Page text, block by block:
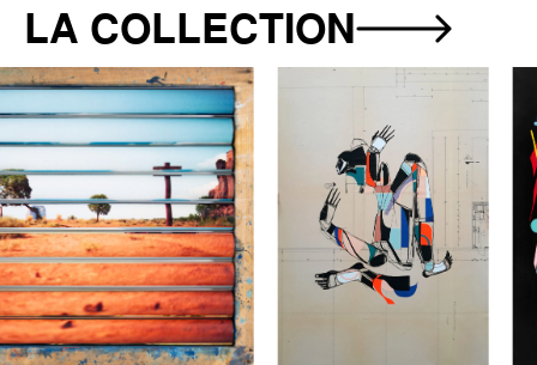
LA COLLECTION
Œuvre 1 sur 10 affichée